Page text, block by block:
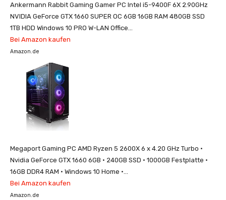
Ankermann Rabbit Gaming Gamer PC Intel i5-9400F 6X 2.90GHz
NVIDIA GeForce GTX 1660 SUPER OC 6GB 16GB RAM 480GB SSD
1TB HDD Windows 10 PRO W-LAN Office...
Bei Amazon kaufen
Amazon.de
Megaport Gaming PC AMD Ryzen 5 2600X 6 x 4.20 GHz Turbo •
Nvidia GeForce GTX 1660 6GB • 240GB SSD • 1000GB Festplatte •
16GB DDR4 RAM • Windows 10 Home •...
Bei Amazon kaufen
Amazon.de